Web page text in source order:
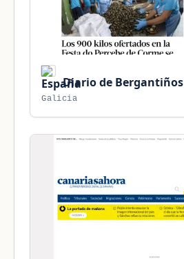
Diario de Bergantiños
Galicia